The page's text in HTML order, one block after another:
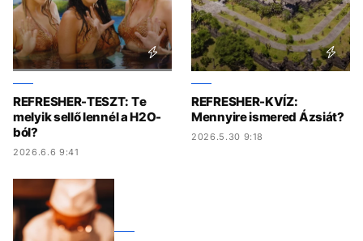
REFRESHER-TESZT: Te
melyik sellő lennél a H2O-
ból?
2026.6.6 9:41
REFRESHER-KVÍZ:
Mennyire ismered Ázsiát?
2026.5.30 9:18